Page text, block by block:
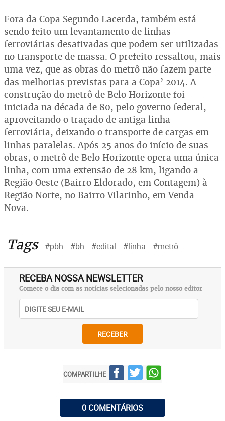
Fora da Copa Segundo Lacerda, também está
sendo feito um levantamento de linhas
ferroviárias desativadas que podem ser utilizadas
no transporte de massa. O prefeito ressaltou, mais
uma vez, que as obras do metrô não fazem parte
das melhorias previstas para a Copa’ 2014. A
construção do metrô de Belo Horizonte foi
iniciada na década de 80, pelo governo federal,
aproveitando o traçado de antiga linha
ferroviária, deixando o transporte de cargas em
linhas paralelas. Após 25 anos do início de suas
obras, o metrô de Belo Horizonte opera uma única
linha, com uma extensão de 28 km, ligando a
Região Oeste (Bairro Eldorado, em Contagem) à
Região Norte, no Bairro Vilarinho, em Venda
Nova.
Tags #pbh #bh #edital #linha #metrô
RECEBA NOSSA NEWSLETTER
Comece o dia com as notícias selecionadas pelo nosso editor
RECEBER
COMPARTILHE
0 COMENTÁRIOS